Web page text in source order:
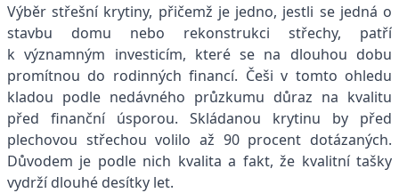
Výběr střešní krytiny, přičemž je jedno, jestli se jedná o
stavbu domu nebo rekonstrukci střechy, patří
k významným investicím, které se na dlouhou dobu
promítnou do rodinných financí. Češi v tomto ohledu
kladou podle nedávného průzkumu důraz na kvalitu
před finanční úsporou. Skládanou krytinu by před
plechovou střechou volilo až 90 procent dotázaných.
Důvodem je podle nich kvalita a fakt, že kvalitní tašky
vydrží dlouhé desítky let.